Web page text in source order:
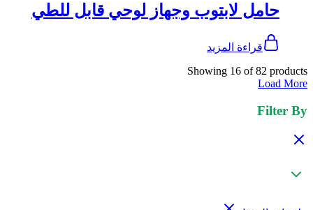
حامل لابتوب وجهاز لوحي قابل للطي
قراءة المزيد
Showing 16 of82 products
Load More
Filter By